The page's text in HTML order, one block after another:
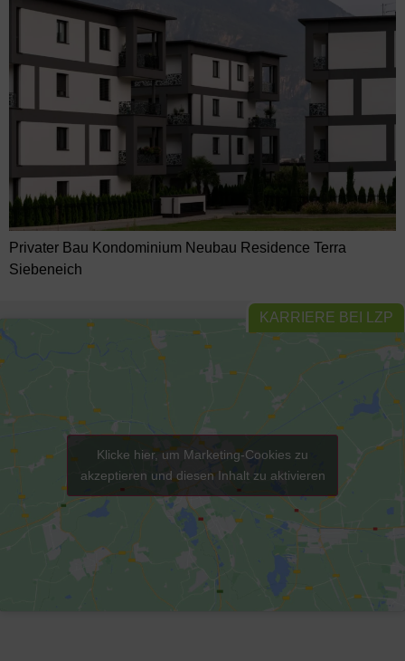
KARRIERE BEI LZP
Privater Bau Kondominium Neubau Residence Terra
Siebeneich
Klicke hier, um Marketing-Cookies zu
akzeptieren und diesen Inhalt zu aktivieren